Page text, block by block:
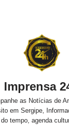
Imprensa
as Notícias de
em Sergipe,
tempo, agenda